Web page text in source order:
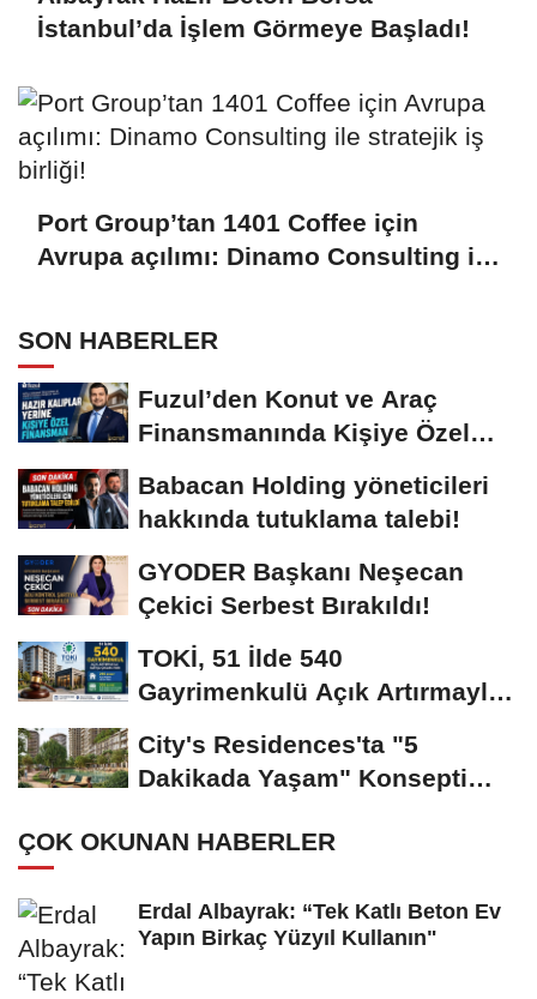
İstanbul’da İşlem Görmeye Başladı!
Port Group’tan 1401 Coffee için
Avrupa açılımı: Dinamo Consulting ile
SON HABERLER
Fuzul’den Konut ve Araç
Finansmanında Kişiye Özel
Babacan Holding yöneticileri
hakkında tutuklama talebi!
GYODER Başkanı Neşecan
Çekici Serbest Bırakıldı!
TOKİ, 51 İlde 540
Gayrimenkulü Açık Artırmayla
City's Residences'ta "5
Dakikada Yaşam" Konsepti
ÇOK OKUNAN HABERLER
Erdal Albayrak: “Tek Katlı Beton Ev
Yapın Birkaç Yüzyıl Kullanın"